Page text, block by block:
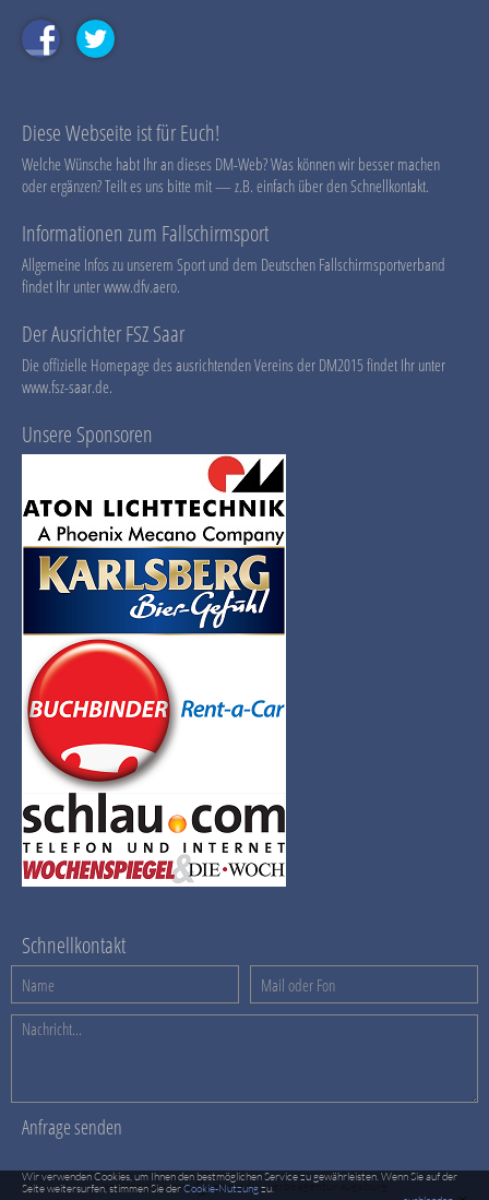
Diese Webseite ist für Euch!
Welche Wünsche habt Ihr an dieses DM-Web? Was können wir besser machen
oder ergänzen? Teilt es uns bitte mit — z.B. einfach über den Schnellkontakt.
Informationen zum Fallschirmsport
Allgemeine Infos zu unserem Sport und dem Deutschen Fallschirmsportverband
findet Ihr unterwww.dfv.aero.
Der Ausrichter FSZ Saar
Die offizielle Homepage des ausrichtenden Vereins der DM2015 findet Ihr unter
www.fsz-saar.de.
Unsere Sponsoren
Schnellkontakt
webdesign & cms eg media, werbeagentur augsburg
Wir verwenden Cookies, um Ihnen den bestmöglichen Service zu gewährleisten. Wenn Sie auf der
Seite weitersurfen, stimmen Sie derCookie-Nutzungzu.